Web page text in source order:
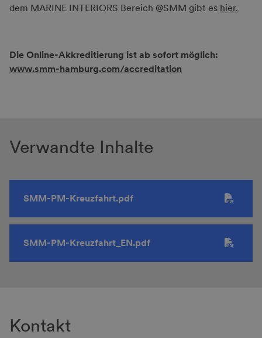
dem MARINE INTERIORS Bereich @SMM gibt es hier.
Die Online-Akkreditierung ist ab sofort möglich:
www.smm-hamburg.com/accreditation
Verwandte Inhalte
SMM-PM-Kreuzfahrt.pdf
SMM-PM-Kreuzfahrt_EN.pdf
Kontakt